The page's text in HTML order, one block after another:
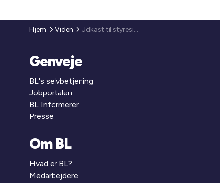
Hjem Viden Udkast til styresignal: Ændret praksis for, hvornår en anvendelse anses for mulig efter plangrundlaget efter ejendomsvurderingslovens § 18, stk. 1
Genveje
BL's selvbetjening
Jobportalen
BL Informerer
Presse
Om BL
Hvad er BL?
Medarbejdere